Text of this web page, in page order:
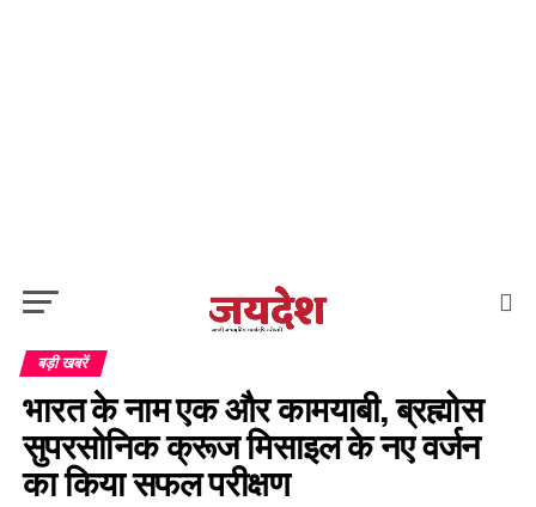
बड़ी खबरें
भारत के नाम एक और कामयाबी, ब्रह्मोस
सुपरसोनिक क्रूज मिसाइल के नए वर्जन
का किया सफल परीक्षण